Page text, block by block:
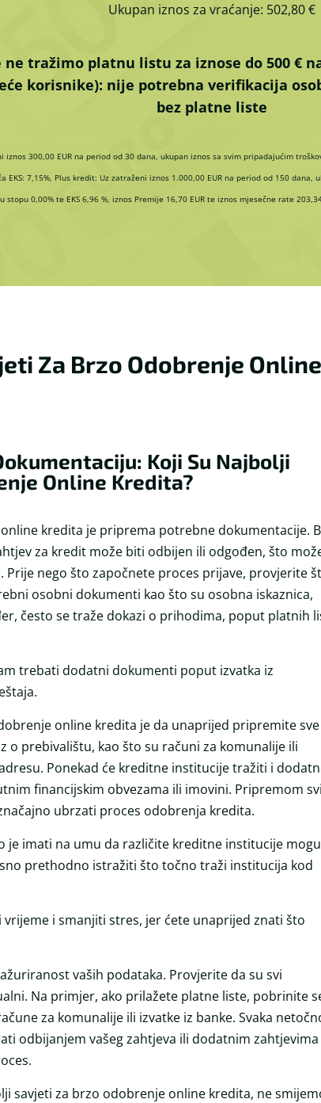
Ukupan iznos za vraćanje: 502,80 €
tražimo platnu listu za iznose do 500 €
korisnike): nije potrebna verifikacija
bez platne liste
iznos 300,00 EUR na period od 30 dana, ukupan iznos sa svim pripadajućim
EKS: 7,15%, Plus kredit: Uz zatraženi iznos 1.000,00 EUR na period od 150
stopu 0,00% te EKS 6,96 %, iznos Premije 16,70 EUR te iznos mjesečne rate
Za Brzo Odobrenje Online
Koji Su Najbolji
Online Kredita?
kredita je priprema potrebne dokumentacije.
za kredit može biti odbijen ili odgođen, što
nego što započnete proces prijave, provjerite
osobni dokumenti kao što su osobna iskaznica,
često se traže dokazi o prihodima, poput platnih
trebati dodatni dokumenti poput izvatka iz
online kredita je da unaprijed pripremite sve
o prebivalištu, kao što su računi za komunalije ili
Ponekad će kreditne institucije tražiti i
financijskim obvezama ili imovini. Pripremom
ubrzati proces odobrenja kredita.
je imati na umu da različite kreditne institucije mogu
prethodno istražiti što točno traži institucija kod
i smanjiti stres, jer ćete unaprijed znati što
vaših podataka. Provjerite da su svi
Na primjer, ako prilažete platne liste, pobrinite
za komunalije ili izvatke iz banke. Svaka
odbijanjem vašeg zahtjeva ili dodatnim zahtjevima
savjeti za brzo odobrenje online kredita, ne